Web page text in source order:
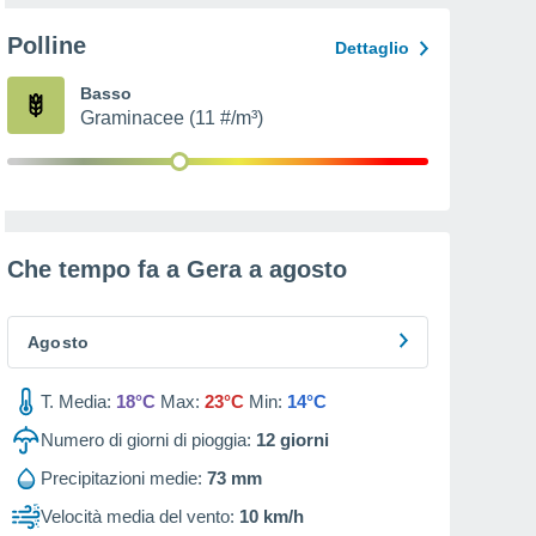
Polline Dettaglio
Basso
Graminacee (11 #/m³)
Che tempo fa a Gera a agosto
Agosto
T. Media: 18°C Max: 23°C Min: 14°C
Numero di giorni di pioggia: 12 giorni
Precipitazioni medie: 73 mm
Velocità media del vento: 10 km/h